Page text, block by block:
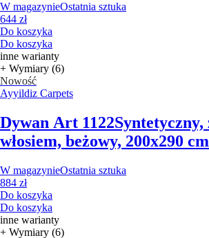
W magazynieOstatnia sztuka
644 zł
Do koszyka
Do koszyka
inne warianty
+ Wymiary (6)
Nowość
Ayyildiz Carpets
Dywan Art 1122
włosiem, beżowy, 200x290 cm
W magazynieOstatnia sztuka
884 zł
Do koszyka
Do koszyka
inne warianty
+ Wymiary (6)